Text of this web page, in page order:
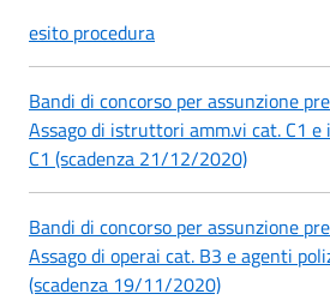
esito procedura
Bandi di concorso per assunzione
Assago di istruttori amm.vi cat. C1
C1 (scadenza 21/12/2020)
Bandi di concorso per assunzione
Assago di operai cat. B3 e agenti
(scadenza 19/11/2020)